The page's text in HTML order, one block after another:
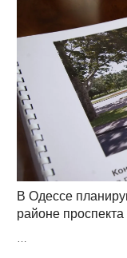
В Одессе
районе
…